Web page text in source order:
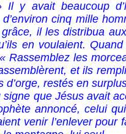
Il y avait beaucoup
cinq mille
il les distribua
en voulaient.
Rassemblez les
et ils
d’orge, restés en
que Jésus avait
annoncé, celui
venir l’enlever